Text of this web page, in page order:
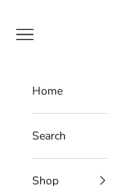
Navigation menu
Home
Search
Shop